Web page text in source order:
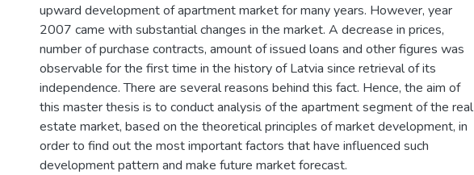
upward development of apartment market for many years. However, year
2007 came with substantial changes in the market. A decrease in prices,
number of purchase contracts, amount of issued loans and other figures was
observable for the first time in the history of Latvia since retrieval of its
independence. There are several reasons behind this fact. Hence, the aim of
this master thesis is to conduct analysis of the apartment segment of the real
estate market, based on the theoretical principles of market development, in
order to find out the most important factors that have influenced such
development pattern and make future market forecast.